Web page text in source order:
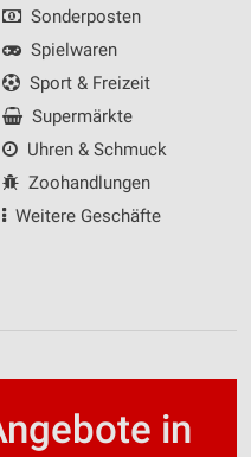
Sonderposten
Spielwaren
Sport & Freizeit
Supermärkte
Uhren & Schmuck
Zoohandlungen
Weitere Geschäfte
in